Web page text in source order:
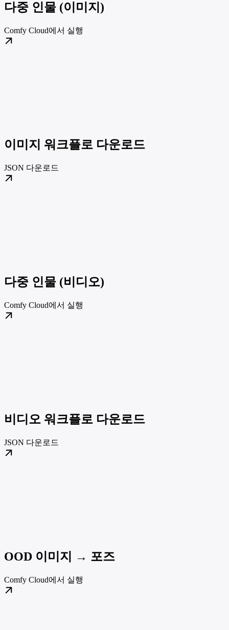
다중 인물 (이미지)
Comfy Cloud에서 실행
이미지 워크플로 다운로드
JSON 다운로드
다중 인물 (비디오)
Comfy Cloud에서 실행
비디오 워크플로 다운로드
JSON 다운로드
OOD 이미지 → 포즈
Comfy Cloud에서 실행